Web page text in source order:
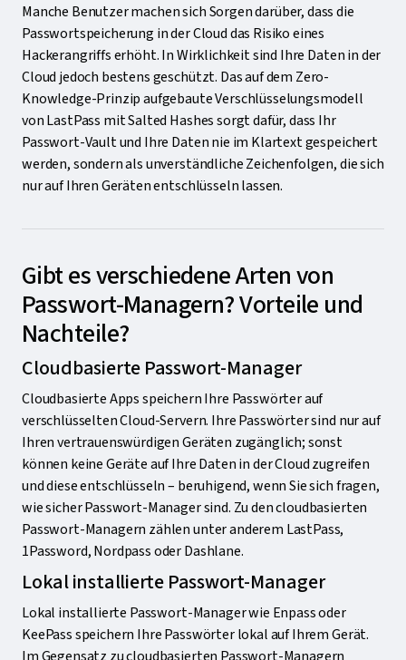
Manche Benutzer machen sich Sorgen darüber, dass die
Passwortspeicherung in der Cloud das Risiko eines
Hackerangriffs erhöht. In Wirklichkeit sind Ihre Daten in der
Cloud jedoch bestens geschützt. Das auf dem Zero-
Knowledge-Prinzip aufgebaute Verschlüsselungsmodell
von LastPass mit Salted Hashes sorgt dafür, dass Ihr
Passwort-Vault und Ihre Daten nie im Klartext gespeichert
werden, sondern als unverständliche Zeichenfolgen, die sich
nur auf Ihren Geräten entschlüsseln lassen.
Gibt es verschiedene Arten von
Passwort-Managern? Vorteile und
Nachteile?
Cloudbasierte Passwort-Manager
Cloudbasierte Apps speichern Ihre Passwörter auf
verschlüsselten Cloud-Servern. Ihre Passwörter sind nur auf
Ihren vertrauenswürdigen Geräten zugänglich; sonst
können keine Geräte auf Ihre Daten in der Cloud zugreifen
und diese entschlüsseln – beruhigend, wenn Sie sich fragen,
wie sicher Passwort-Manager sind. Zu den cloudbasierten
Passwort-Managern zählen unter anderem LastPass,
1Password, Nordpass oder Dashlane.
Lokal installierte Passwort-Manager
Lokal installierte Passwort-Manager wie Enpass oder
KeePass speichern Ihre Passwörter lokal auf Ihrem Gerät.